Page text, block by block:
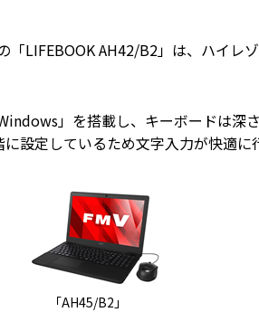
LIFEBOOK AH42/B2」は、ハイレ
」を搭載し、キーボードは深
設定しているため文字入力が快適に
「AH45/B2」